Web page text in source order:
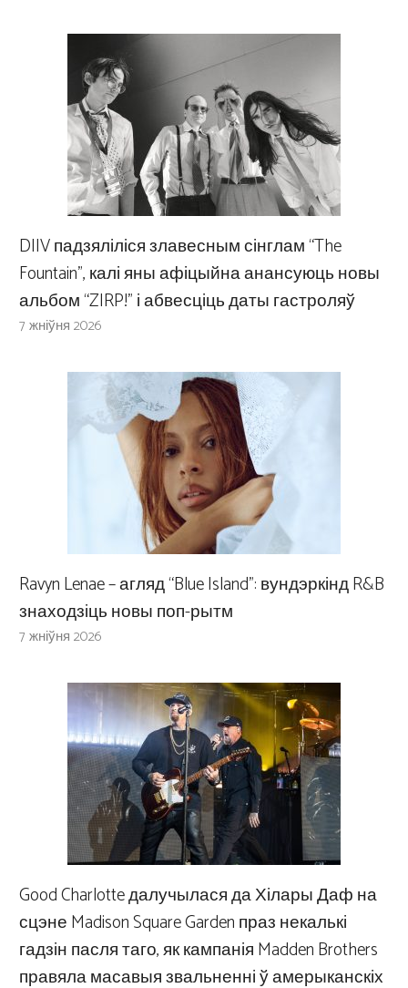
DIIV падзяліліся злавесным сінглам “The
Fountain”, калі яны афіцыйна анансуюць новы
альбом “ZIRP!” і абвесціць даты гастроляў
7 жніўня 2026
Ravyn Lenae – агляд “Blue Island”: вундэркінд R&B
знаходзіць новы поп-рытм
7 жніўня 2026
Good Charlotte далучылася да Хілары Даф на
сцэне Madison Square Garden праз некалькі
гадзін пасля таго, як кампанія Madden Brothers
правяла масавыя звальненні ў амерыканскіх